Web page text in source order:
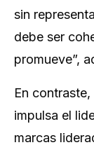
sin
debe ser
promueve”,
En
impulsa el
marcas